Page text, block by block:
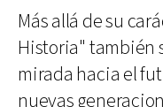
Más allá de su
Historia" también
mirada hacia el
nuevas